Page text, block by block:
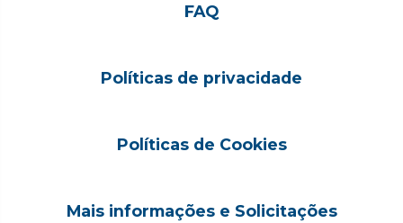
FAQ
Políticas de privacidade
Políticas de Cookies
Mais informações e Solicitações